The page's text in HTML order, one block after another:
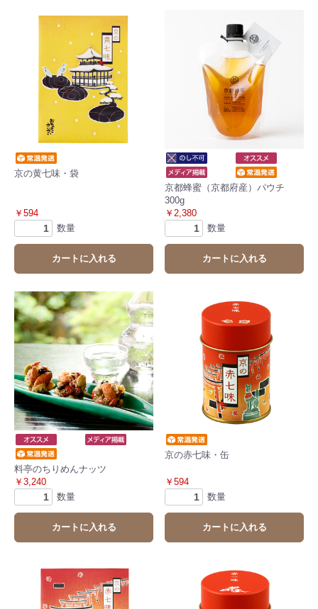
京の黄七味・袋
￥594
数量
カートに入れる
京都蜂蜜（京都府産）パウチ
300g
￥2,380
数量
カートに入れる
料亭のちりめんナッツ
￥3,240
数量
カートに入れる
京の赤七味・缶
￥594
数量
カートに入れる